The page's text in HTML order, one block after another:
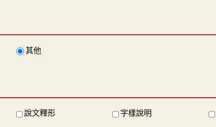
其他
說文釋形 字樣說明